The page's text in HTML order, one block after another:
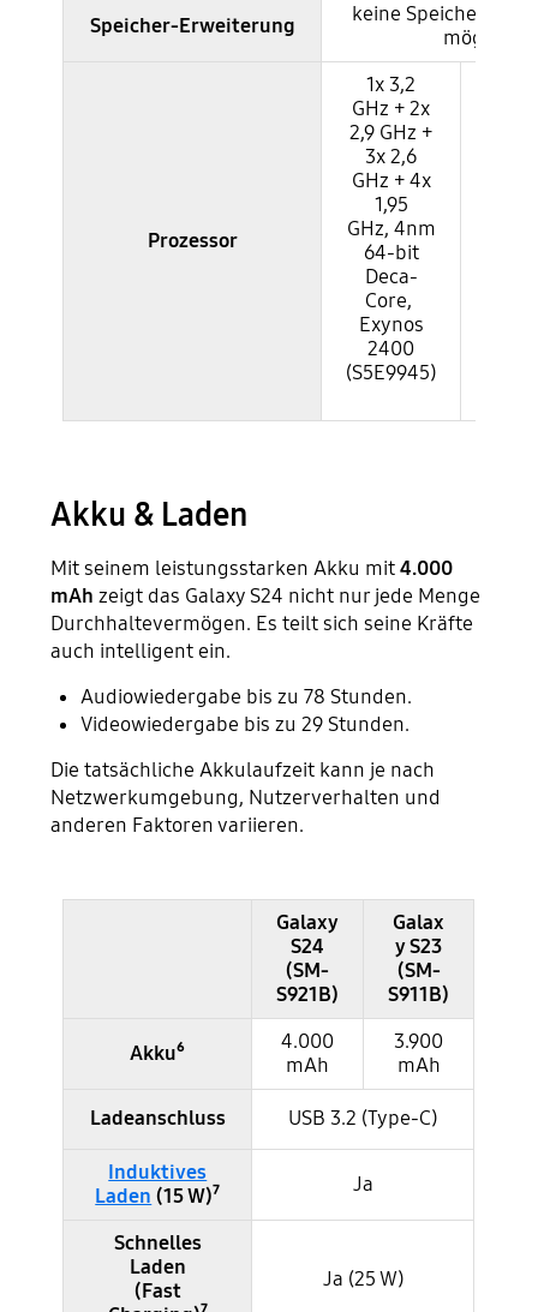
Speicher-Erweiterung
keine Speicher-
möglich
Prozessor
1x 3,2
GHz + 2x
2,9 GHz +
3x 2,6
GHz + 4x
1,95
GHz, 4nm
64-bit
Deca-
Core,
Exynos
2400
(S5E9945)
Akku & Laden
Mit seinem leistungsstarken Akku mit4.000
mAh zeigt das Galaxy S24 nicht nur jede Menge
Durchhaltevermögen. Es teilt sich seine Kräfte
auch intelligent ein.
Audiowiedergabe bis zu 78 Stunden.
Videowiedergabe bis zu 29 Stunden.
Die tatsächliche Akkulaufzeit kann je nach
Netzwerkumgebung, Nutzerverhalten und
anderen Faktoren variieren.
Galaxy
S24
(SM-
S921B)
Galax
y S23
(SM-
S911B)
Akku⁶
4.000
mAh
3.900
mAh
Ladeanschluss USB 3.2 (Type-C)
Induktives
Laden (15 W)⁷ Ja
Schnelles
Laden
(Fast
Ja (25 W)